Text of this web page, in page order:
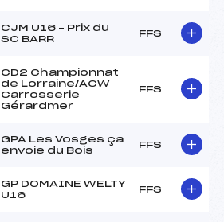
CJM U16 – Prix du
SC BARR
FFS
CD2 Championnat
de Lorraine/ACW
Carrosserie
Gérardmer
FFS
GPA Les Vosges ça
envoie du Bois
FFS
GP DOMAINE WELTY
U16
FFS